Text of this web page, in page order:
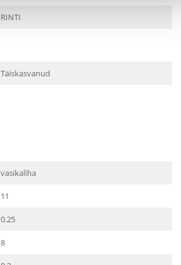
RINTI
Täiskasvanud
vasikaliha
11
0.25
8